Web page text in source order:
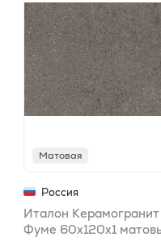
Матовая
Россия
Италон
Фуме 60x120x1